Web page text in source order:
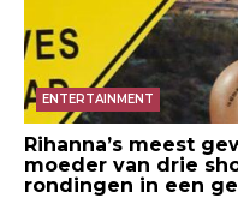
ENTERTAINMENT
Rihanna’s meest
moeder van drie
rondingen in een